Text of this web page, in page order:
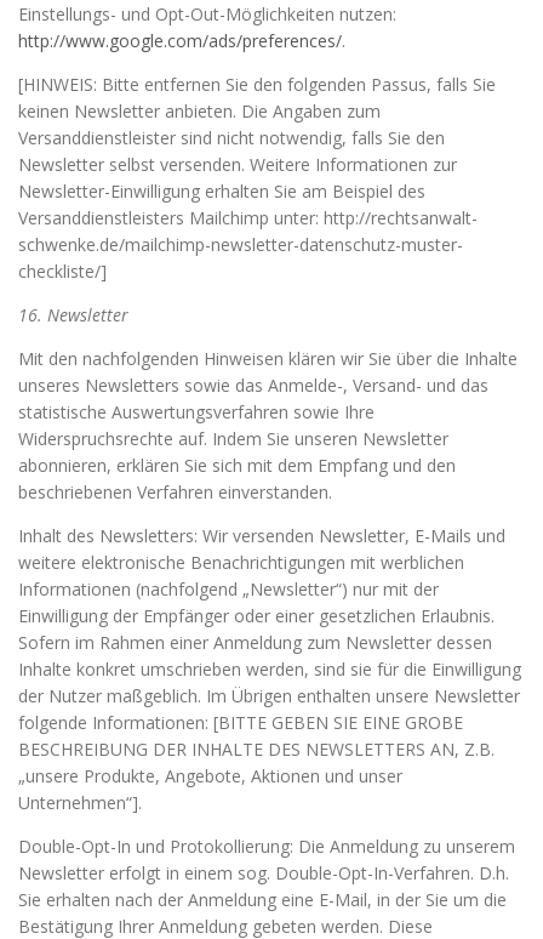
Einstellungs- und Opt-Out-Möglichkeiten nutzen:
http://www.google.com/ads/preferences/.
[HINWEIS: Bitte entfernen Sie den folgenden Passus, falls Sie
keinen Newsletter anbieten. Die Angaben zum
Versanddienstleister sind nicht notwendig, falls Sie den
Newsletter selbst versenden. Weitere Informationen zur
Newsletter-Einwilligung erhalten Sie am Beispiel des
Versanddienstleisters Mailchimp unter: http://rechtsanwalt-
schwenke.de/mailchimp-newsletter-datenschutz-muster-
checkliste/]
16. Newsletter
Mit den nachfolgenden Hinweisen klären wir Sie über die Inhalte
unseres Newsletters sowie das Anmelde-, Versand- und das
statistische Auswertungsverfahren sowie Ihre
Widerspruchsrechte auf. Indem Sie unseren Newsletter
abonnieren, erklären Sie sich mit dem Empfang und den
beschriebenen Verfahren einverstanden.
Inhalt des Newsletters: Wir versenden Newsletter, E-Mails und
weitere elektronische Benachrichtigungen mit werblichen
Informationen (nachfolgend „Newsletter“) nur mit der
Einwilligung der Empfänger oder einer gesetzlichen Erlaubnis.
Sofern im Rahmen einer Anmeldung zum Newsletter dessen
Inhalte konkret umschrieben werden, sind sie für die Einwilligung
der Nutzer maßgeblich. Im Übrigen enthalten unsere Newsletter
folgende Informationen: [BITTE GEBEN SIE EINE GROBE
BESCHREIBUNG DER INHALTE DES NEWSLETTERS AN, Z.B.
„unsere Produkte, Angebote, Aktionen und unser
Unternehmen“].
Double-Opt-In und Protokollierung: Die Anmeldung zu unserem
Newsletter erfolgt in einem sog. Double-Opt-In-Verfahren. D.h.
Sie erhalten nach der Anmeldung eine E-Mail, in der Sie um die
Bestätigung Ihrer Anmeldung gebeten werden. Diese